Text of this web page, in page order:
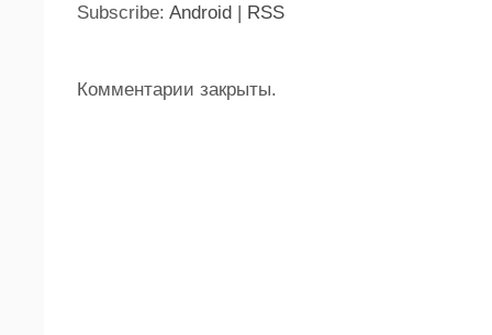
Subscribe: Android | RSS
Комментарии закрыты.